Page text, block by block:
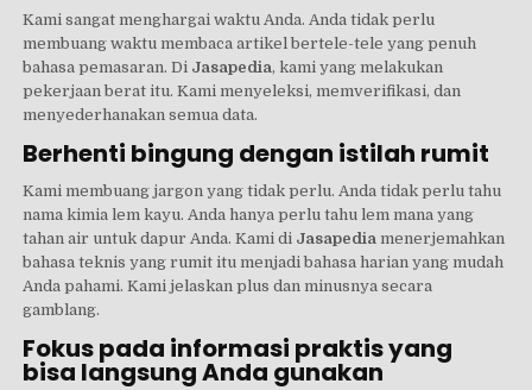
Kami sangat menghargai waktu Anda. Anda tidak perlu
membuang waktu membaca artikel bertele-tele yang penuh
bahasa pemasaran. Di Jasapedia, kami yang melakukan
pekerjaan berat itu. Kami menyeleksi, memverifikasi, dan
menyederhanakan semua data.
Berhenti bingung dengan istilah rumit
Kami membuang jargon yang tidak perlu. Anda tidak perlu tahu
nama kimia lem kayu. Anda hanya perlu tahu lem mana yang
tahan air untuk dapur Anda. Kami di Jasapedia menerjemahkan
bahasa teknis yang rumit itu menjadi bahasa harian yang mudah
Anda pahami. Kami jelaskan plus dan minusnya secara
gamblang.
Fokus pada informasi praktis yang
bisa langsung Anda gunakan